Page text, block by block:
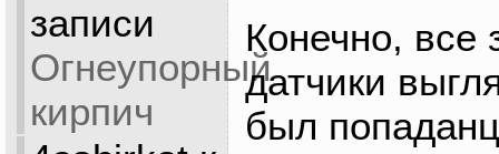
записи
Огнеупорный
кирпич
Конечно, все
датчики
был